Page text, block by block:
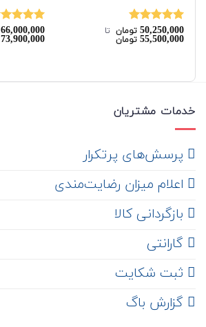
نمره5.00
از 5
50,250,000 تومان‌ تا ‌
55,500,000 تومان
نمره4.67
از 5
66,000,000
73,900,000
خدمات مشتریان
‌ پرسش‌های پرتکرار
اعلام میزان رضایت‌مندی
‌ بازگردانی کالا
گارانتی
ثبت شکایت
‌ گزارش باگ